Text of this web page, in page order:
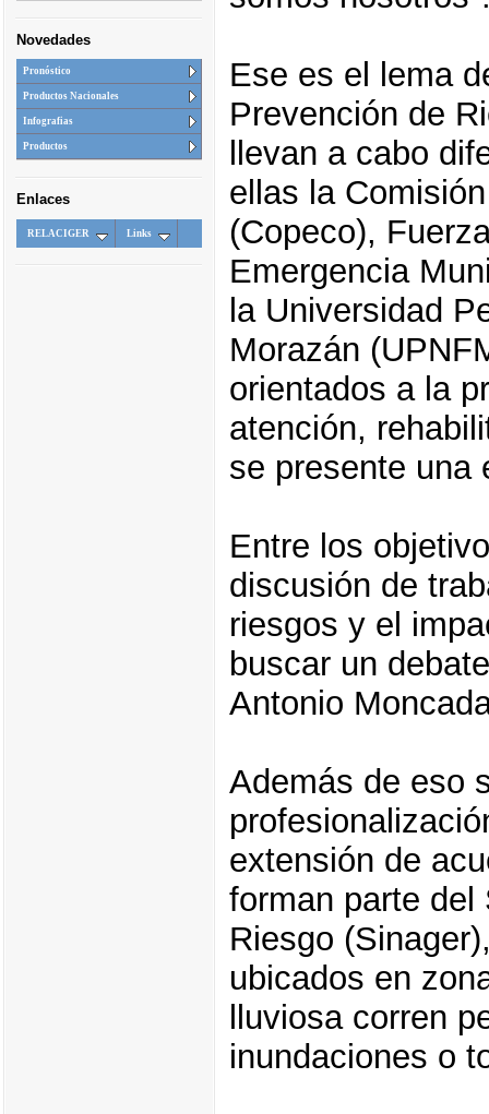
Novedades
Pronóstico
Productos Nacionales
Infografias
Productos
Enlaces
RELACIGER Links
Ese es el lema
Prevención de
llevan a cabo
ellas la
(Copeco),
Emergencia
la Universidad
Morazán
orientados a la
atención,
se presente una
Entre los
discusión de
riesgos y el
buscar un
Antonio
Además de eso
extensión de
forman parte del
Riesgo
ubicados en
lluviosa corren
inundaciones o